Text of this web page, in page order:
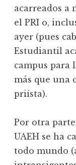
acarreados a
el PRI o,
ayer (pues
Estudiantil
campus para
más que una
priísta).
Por otra
UAEH se ha
todo mundo